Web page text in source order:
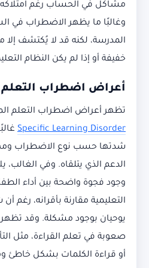
مشاكل في الحساب رغم امتلاكه
وغالبًا ما يظهر الاضطراب في
المدرسة، لكنه قد لا يُكتشف إلا
خفيفة أو إذا لم يكن النظام
أعراض اضطراب التعلم
تظهر أعراض اضطراب التعلم
Specific Learning Disorder
شدتها حسب نوع الاضطراب
الدعم الذي يتلقاه. وفي الغالب،
وجود فجوة واضحة بين أداء
التعليمية مقارنة بأقرانه، رغم
يوحيان بوجود مشكلة. وقد
صعوبة في تعلم القراءة، مثل
أو قراءة الكلمات بشكل خاطئ